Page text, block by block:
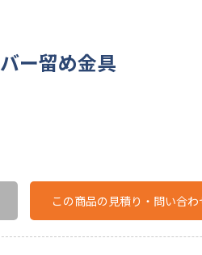
ー留め金具
この商品の見積り・問い合わ